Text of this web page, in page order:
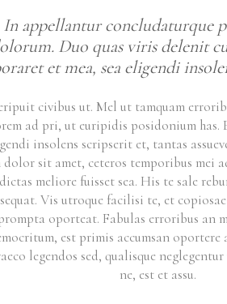
appellantur concludaturque
Duo quas viris delenit
et mea, sea eligendi
civibus ut. Mel ut tamquam
ad pri, ut euripidis posidonium
insolens scripserit et, tantas
sit amet, ceteros temporibus
meliore fuisset sea. His te sale
Vis utroque facilisi te, et
oporteat. Fabulas erroribus an
est primis accumsan
legendos sed, qualisque
ne, est et assu.